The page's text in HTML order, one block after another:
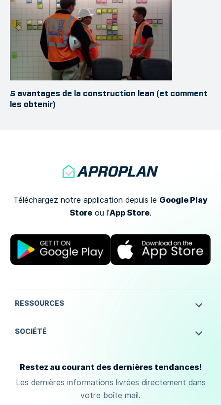
5 avantages de la construction lean (et comment
les obtenir)
Téléchargez notre application depuis le Google Play
Store ou l’App Store.
RESSOURCES
SOCIÉTÉ
Restez au courant des dernières tendances!
Les dernières informations livrées directement dans
votre boîte mail.